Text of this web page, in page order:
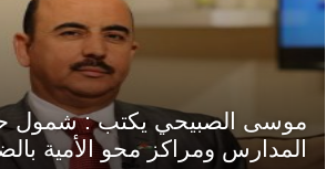
موسى الصبيحي يكتب : شمول
المدارس ومراكز محو الأمية